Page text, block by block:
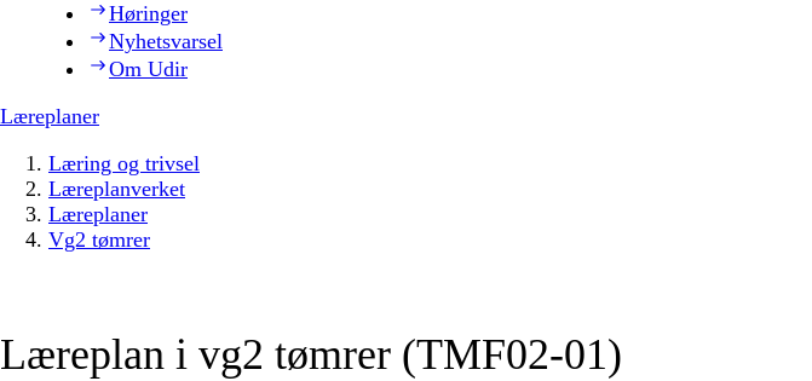
Høringer
Nyhetsvarsel
Om Udir
Læreplaner
Læring og trivsel
Læreplanverket
Læreplaner
Vg2 tømrer
Læreplan i vg2 tømrer (TMF02‑01)